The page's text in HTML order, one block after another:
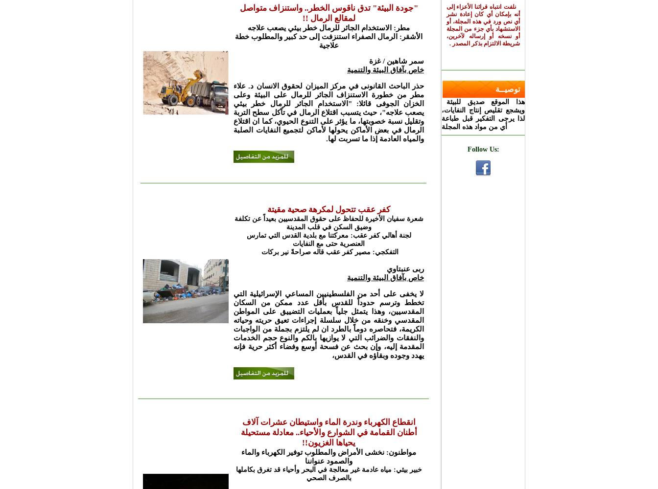
"جودة البيئة" تدق ناقوس الخطر.. واستنزاف متواصل
لمقالع الرمال !!
مطر: الاستخدام الجائر للرمال خطر بيئي يصعب علاجه
الأشقر: الرمال الصفراء استنزفت إلى حد كبير والمطلوب خطة
علاجية
سمر شاهين / غزة
خاص بآفاق البيئة والتنمية
حذر الباحث القانونى في مركز الميزان لحقوق الانسان د. علاء
مطر من خطورة الاستنزاف الجائر للرمال على البيئة وعلى
الخزان الجوفى قائلا: "الاستخدام الجائر للرمال خطر بيئي
يصعب علاجه"، حيث يتسبب اقتلاع الرمال في تآكل سطح التربة
وتقليل نسبة خصوبتها، ما يؤثر على التنوع الحيوي، كما ان اقتلاع
الرمال في بعض الأماكن يحولها لأماكن لتجميع النفايات الصلبة
والمياه العادمة إذا ما تسربت لها.
كفر عقب تتحول لمكرهة صحية مقيتة
شعرة سفيان الأخيرة للحفاظ على حقوق المقدسيين بعيداً عن تكلفة
وضيق السكن في قلب المدينة
لجنة أهالي كفر عقب: معركتنا مع بلدية القدس التي تمارس
العنصرية حتى مع النفايات
التفكجي: مصير كفر عقب قاله صراحةً نير بركات
ربى عنبتاوي
خاص بآفاق البيئة والتنمية
لا يخفى على أحد من الفلسطينيين المساعي الإسرائيلية التي
تخطط وترسم حدوداً للقدس بأقل عدد ممكن من السكان
المقدسيين، وهذا يتمثل جلياً بعمليات التضييق على المواطن
المقدسي وخنقه من خلال سلسلة إجراءات تعيق حريته وحياته
الكريمة، فتحاصره دوماً بالطرد ان لم يلتزم بجملة من الواجبات
والنفقات والضرائب التي لا يوازيها بالكم والنوع حجم الخدمات
المقدمة إليه، وإن بحث عن فسحة أوسع وفضاء أكثر حرية فإنه
يهدد وجوده وبقاؤه في القدس،
انقطاع الكهرباء وندرة الماء واستيطان عشرات آلاف
أطنان القمامة في الشوارع والأحياء.. معادلة مستحيلة
يحياها الغزيون!!
مواطنون: نخشى الأمراض والمطلوب توفير الكهرباء والماء
والصمود عنواننا
خبير بيئي: مياه عادمة غير معالجة في البحر وأحياء قد تغرق بكاملها
بالصرف الصحي
نلفت انتباه قرائنا الأعزاء إلى
أنه بإمكان أي كان إعادة نشر
أي نص ورد في هذه المجلة، أو
الاستشهاد بأي جزء من المجلة
أو نسخه أو إرساله لآخرين،
شريطة الالتزام بذكر
المصدر .
توصيــة
هذا الموقع صديق للبيئة
ويشجع تقليص إنتاج النفايات،
لذا يرجى التفكير قبل طباعة
أي من مواد هذه المجلة
Follow Us: